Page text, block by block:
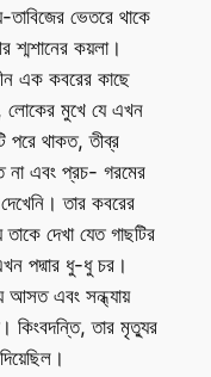
তাবিজের ভেতরে থাকে
শ্মশানের কয়লা।
এক কবরের কাছে
লোকের মুখে যে এখন
পরে থাকত, তীব্র
না এবং প্রচ- গরমের
তার কবরের
দেখা যেত গাছটির
পদ্মার ধু-ধু চর।
আসত এবং সন্ধ্যায়
কিংবদন্তি, তার মৃত্যুর